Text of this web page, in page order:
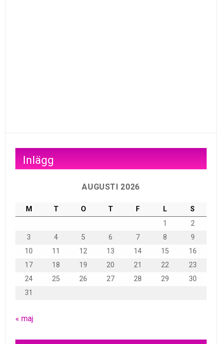
Inlägg
AUGUSTI 2026
M T O T F L
S
1
2
3
4 5 6 7 8
9
10
11 12 13 14 15
16
17
18 19 20 21 22
23
24
25 26 27 28 29
30
31
« maj